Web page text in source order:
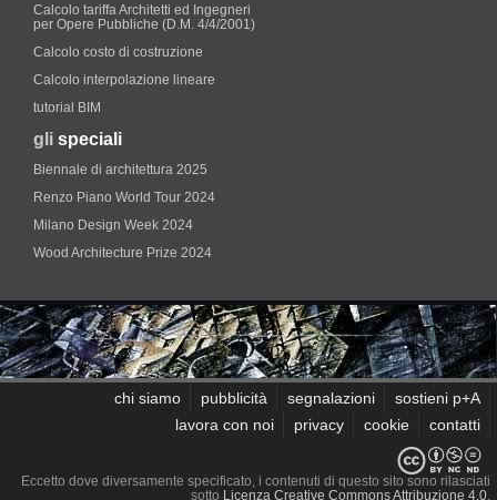
Calcolo tariffa Architetti ed Ingegneri
per Opere Pubbliche (D.M. 4/4/2001)
Calcolo costo di costruzione
Calcolo interpolazione lineare
tutorial BIM
gli speciali
Biennale di architettura 2025
Renzo Piano World Tour 2024
Milano Design Week 2024
Wood Architecture Prize 2024
chi siamo pubblicità segnalazioni
sostieni p+A
lavora con noi
privacy cookie contatti
Eccetto dove diversamente specificato, i contenuti di questo sito sono rilasciati
sotto Licenza Creative Commons Attribuzione 4.0.